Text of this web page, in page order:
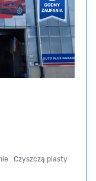
. Czyszczą piasty